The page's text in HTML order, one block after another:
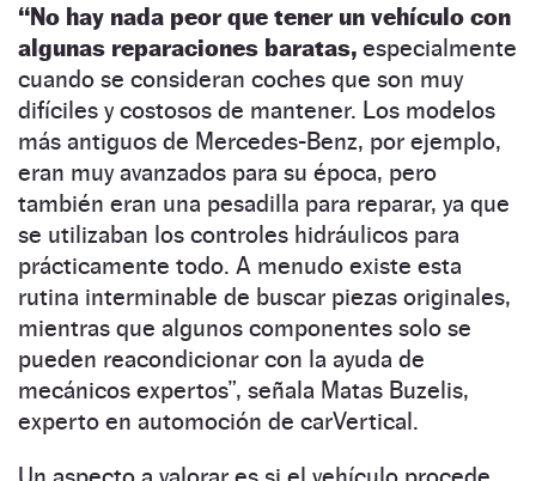
“No hay nada peor que tener un vehículo con
algunas reparaciones baratas, especialmente
cuando se consideran coches que son muy
difíciles y costosos de mantener. Los modelos
más antiguos de Mercedes-Benz, por ejemplo,
eran muy avanzados para su época, pero
también eran una pesadilla para reparar, ya que
se utilizaban los controles hidráulicos para
prácticamente todo. A menudo existe esta
rutina interminable de buscar piezas originales,
mientras que algunos componentes solo se
pueden reacondicionar con la ayuda de
mecánicos expertos”, señala Matas Buzelis,
experto en automoción de carVertical.